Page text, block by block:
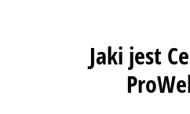
Jaki jest